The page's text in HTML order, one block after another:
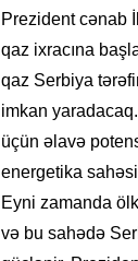
Prezident cənab
qaz ixracına
qaz Serbiya
imkan
üçün əlavə
energetika
Eyni zamanda
və bu sahədə